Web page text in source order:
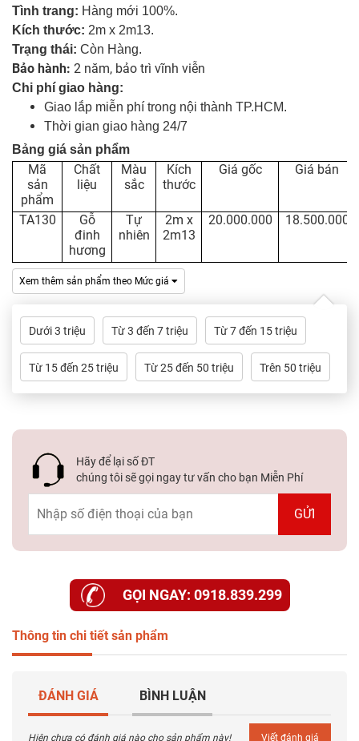
Giới
Thiệu
Dự
Kiến
Thức
Liên
Hệ
Tình trang: Hàng mới 100%.
Kích thước: 2m x 2m13.
Trạng thái: Còn Hàng.
Bảo hành: 2 năm, bảo trì vĩnh viễn
Chi phí giao hàng:
Giao lắp miễn phí trong nội thành TP.HCM.
Thời gian giao hàng 24/7
Bảng giá sản phẩm
Mã
sản
phẩm
Chất
liệu
Màu
sắc
Kích
thước
Giá gốc Giá bán
TA130
Gỗ
đinh
hương
Tự
nhiên
2m x
2m13
20.000.000 18.500.000
Xem thêm sản phẩm theo Mức giá
Dưới 3 triệu Từ 3 đến 7 triệu Từ 7 đến 15 triệu
Từ 15 đến 25 triệu Từ 25 đến 50 triệu Trên 50 triệu
Hãy để lại số ĐT
chúng tôi sẽ gọi ngay tư vấn cho bạn Miễn Phí
GỌI NGAY: 0918.839.299
Thông tin chi tiết sản phẩm
ĐÁNH GIÁ BÌNH LUẬN
Hiện chưa có đánh giá nào cho sản phẩm này! Viết đánh giá